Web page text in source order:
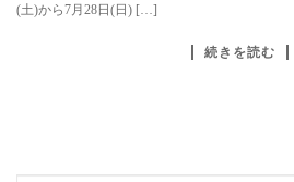
(土)から7月28日(日) […]
続きを読む